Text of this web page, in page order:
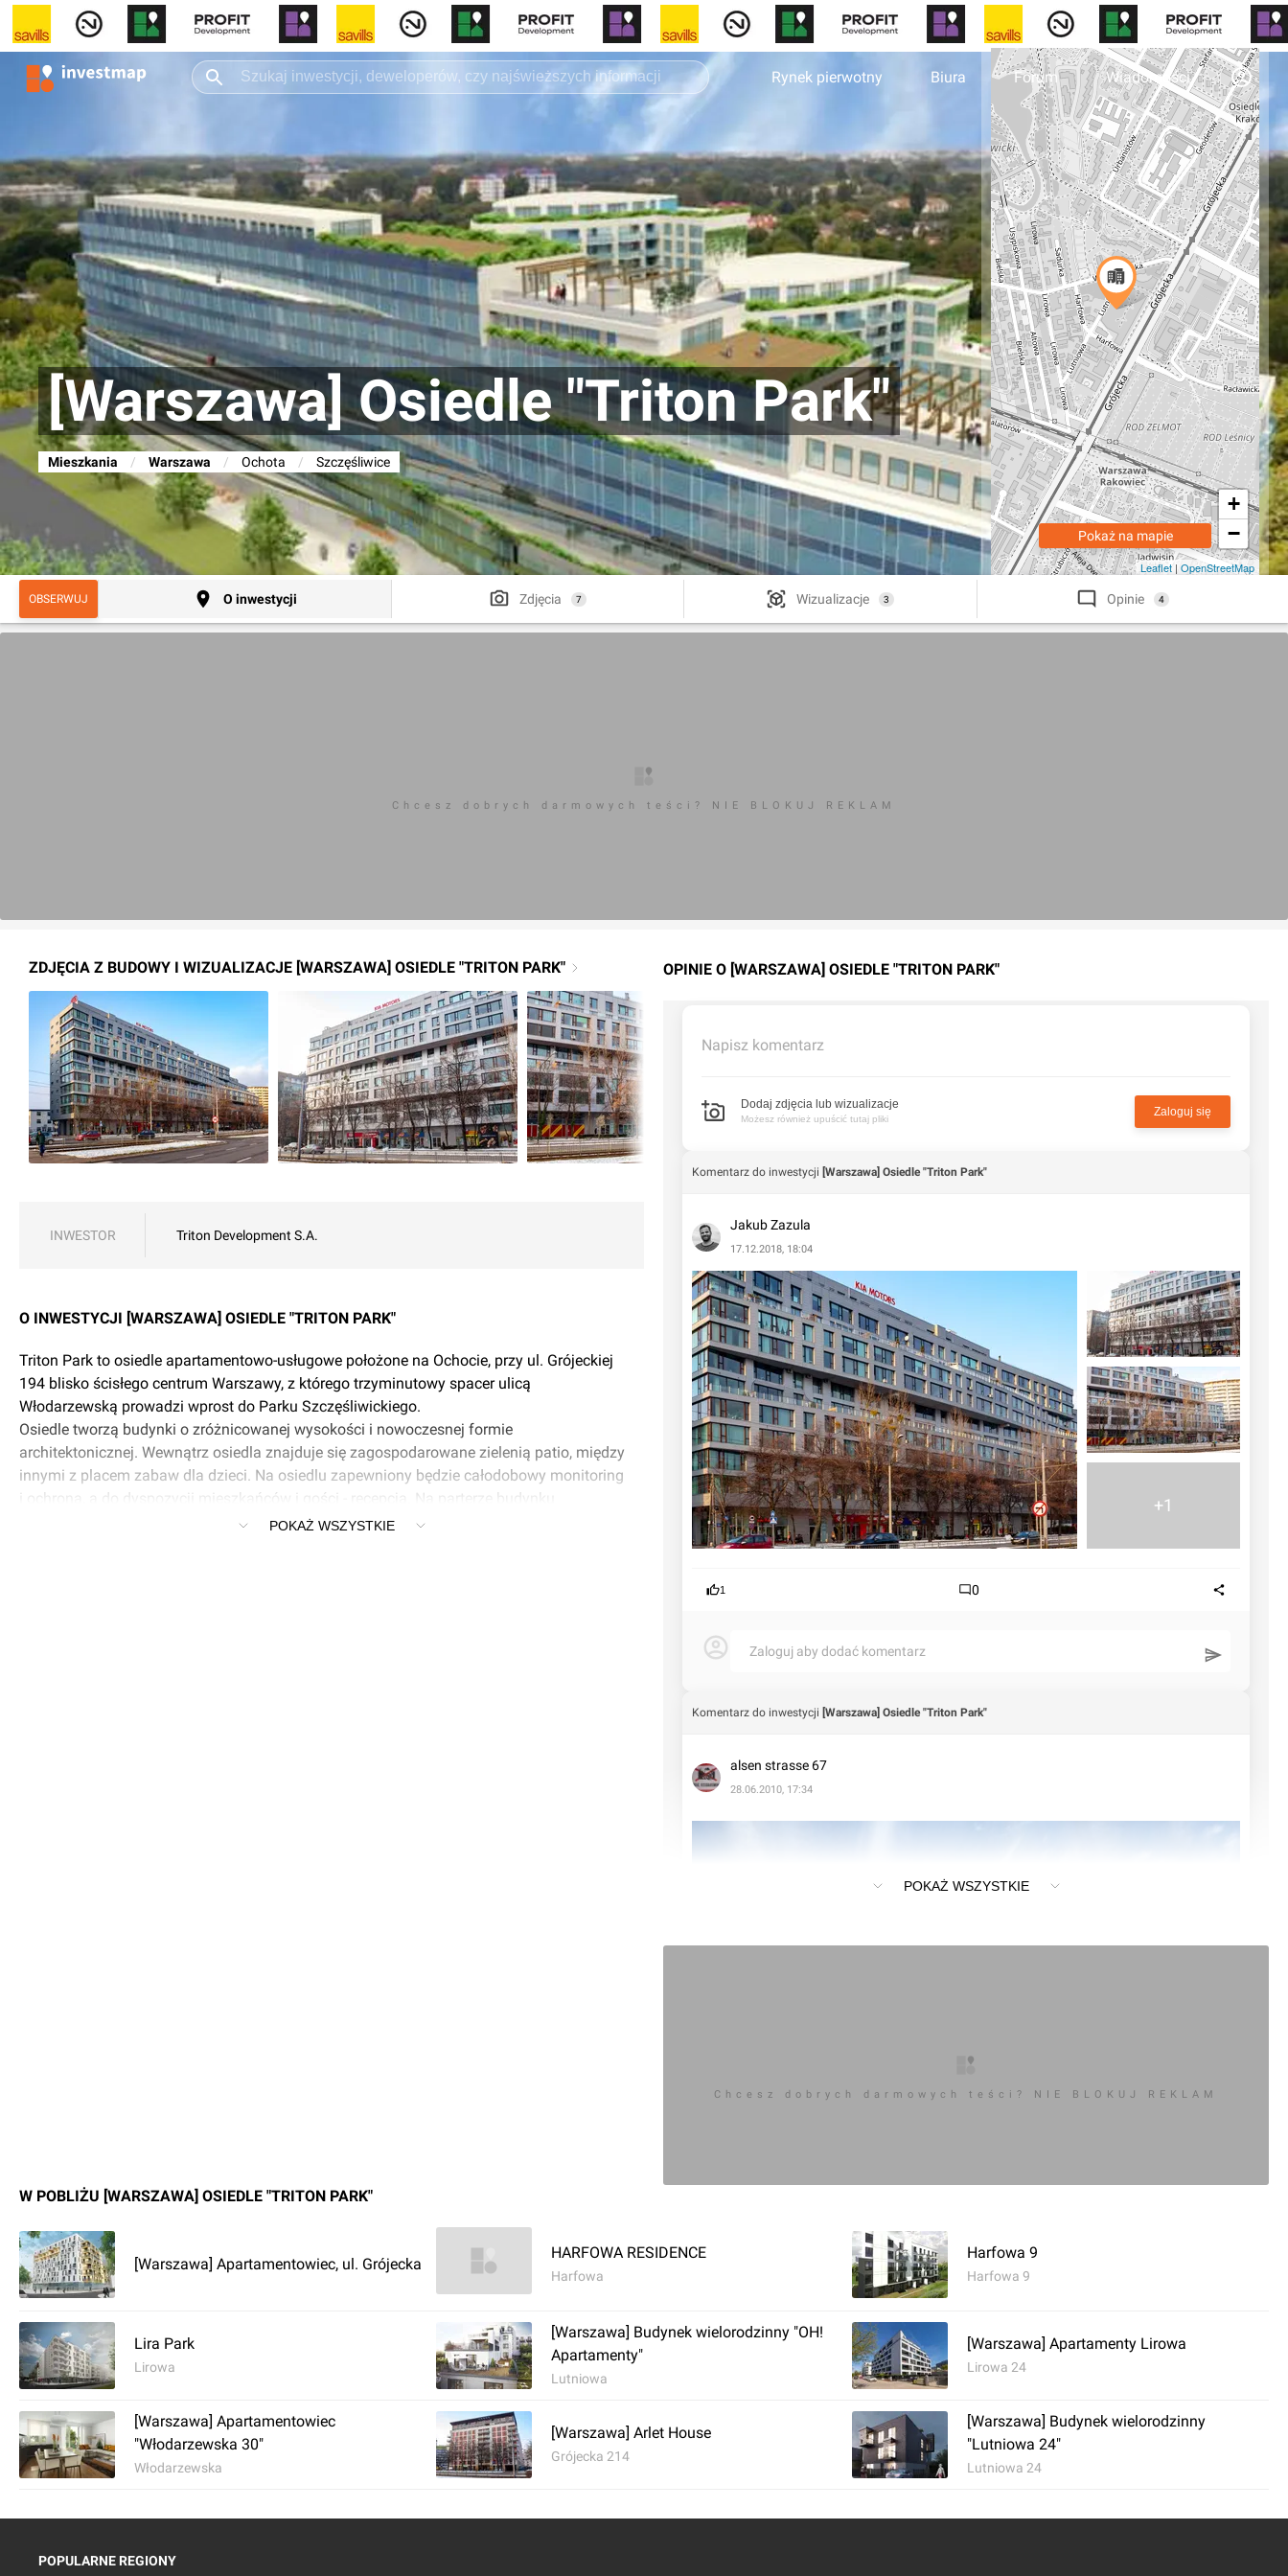
Rynek pierwotny Biura Forum Wiadomości
[Warszawa] Osiedle "Triton Park"
Mieszkania / Warszawa / Ochota / Szczęśliwice
+
−
Leaflet | OpenStreetMap
Pokaż na mapie
OBSERWUJ O inwestycji Zdjęcia 7 Wizualizacje 3 Opinie 4
Chcesz dobrych darmowych teści? NIE BLOKUJ REKLAM
ZDJĘCIA Z BUDOWY I WIZUALIZACJE [WARSZAWA] OSIEDLE "TRITON PARK"
INWESTOR Triton Development S.A.
O INWESTYCJI [WARSZAWA] OSIEDLE "TRITON PARK"
Triton Park to osiedle apartamentowo-usługowe położone na Ochocie, przy ul. Grójeckiej
194 blisko ścisłego centrum Warszawy, z którego trzyminutowy spacer ulicą
Włodarzewską prowadzi wprost do Parku Szczęśliwickiego.
Osiedle tworzą budynki o zróżnicowanej wysokości i nowoczesnej formie
architektonicznej. Wewnątrz osiedla znajduje się zagospodarowane zielenią patio, między
innymi z placem zabaw dla dzieci. Na osiedlu zapewniony będzie całodobowy monitoring
i ochrona, a do dyspozycji mieszkańców i gości - recepcja. Na parterze budynku
powstanie pasaż handlowo - usługowy.POKAŻ WSZYSTKIE
OPINIE O [WARSZAWA] OSIEDLE "TRITON PARK"
Napisz komentarz
Dodaj zdjęcia lub wizualizacje
Możesz również upuścić tutaj pliki
Zaloguj się
Komentarz do inwestycji [Warszawa] Osiedle "Triton Park"
Jakub Zazula
17.12.2018, 18:04
+1
1 0
Zaloguj aby dodać komentarz
Komentarz do inwestycji [Warszawa] Osiedle "Triton Park"
alsen strasse 67
28.06.2010, 17:34
POKAŻ WSZYSTKIE
Chcesz dobrych darmowych teści? NIE BLOKUJ REKLAM
W POBLIŻU [WARSZAWA] OSIEDLE "TRITON PARK"
[Warszawa] Apartamentowiec, ul. Grójecka
HARFOWA RESIDENCE
Harfowa
Harfowa 9
Harfowa 9
Lira Park
Lirowa
[Warszawa] Budynek wielorodzinny "OH!
Apartamenty"
Lutniowa
[Warszawa] Apartamenty Lirowa
Lirowa 24
[Warszawa] Apartamentowiec
"Włodarzewska 30"
Włodarzewska
[Warszawa] Arlet House
Grójecka 214
[Warszawa] Budynek wielorodzinny
"Lutniowa 24"
Lutniowa 24
POPULARNE REGIONY